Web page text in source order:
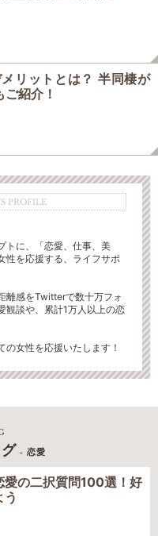
リットとは？ 半同棲が
紹介！
PROFILE
トに、「恋愛、仕事、美
性を応援する、ライフサポ
離感をTwitterで数十万フォ
観談や、累計1万人以上の恋
女性を応援いたします！
- 恋愛
愛の二択質問100選！好
う